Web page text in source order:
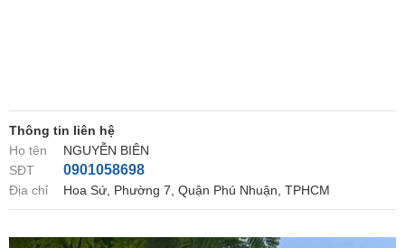
Thông tin liên hệ
Họ tên
NGUYỄN BIÊN
SĐT
0901058698
Địa chỉ Hoa Sứ, Phường 7, Quận Phú Nhuận, TPHCM